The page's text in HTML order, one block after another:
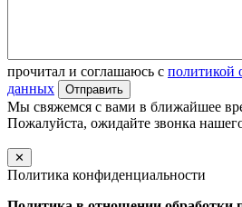
прочитал и соглашаюсь с политикой
данных
Мы свяжемся с вами в ближайшее
Пожалуйста, ожидайте звонка
✕
Политика конфиденциальности